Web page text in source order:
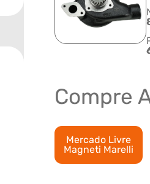
Compre
Mercado Livre
Magneti Marelli